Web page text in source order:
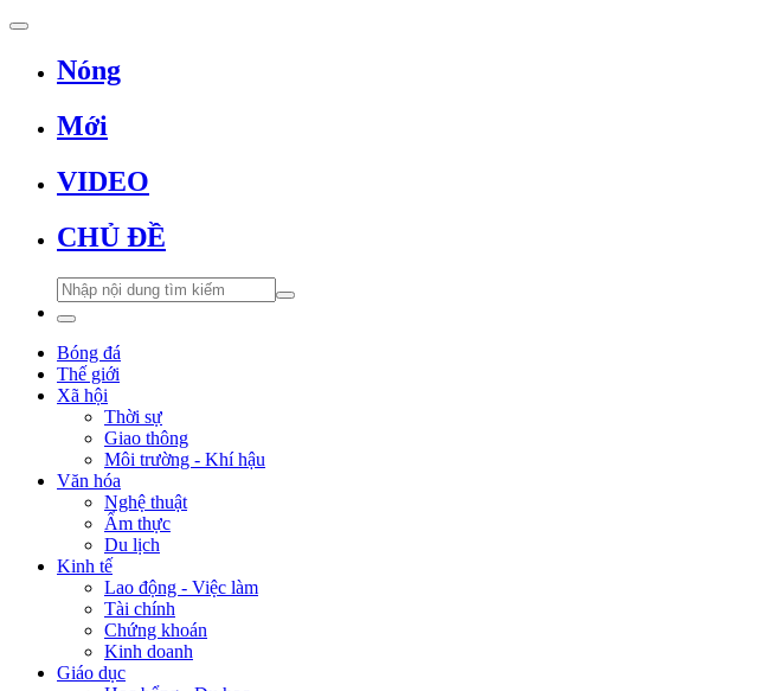
Nóng
Mới
VIDEO
CHỦ ĐỀ
Bóng đá
Thế giới
Xã hội
Thời sự
Giao thông
Môi trường - Khí hậu
Văn hóa
Nghệ thuật
Ẩm thực
Du lịch
Kinh tế
Lao động - Việc làm
Tài chính
Chứng khoán
Kinh doanh
Giáo dục